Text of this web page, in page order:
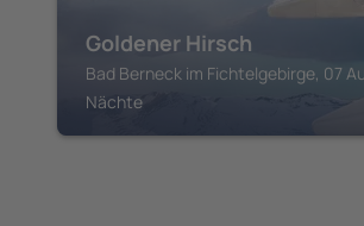
Goldener Hirsch
Bad Berneck im Fichtelgebirge, 07
Nächte